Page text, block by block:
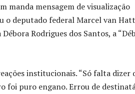
manda mensagem de visualização
o deputado federal Marcel van
Rodrigues dos Santos, a
institucionais. “Só falta dizer
foi puro engano. Errou de